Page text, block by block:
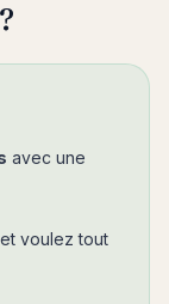
avec une
et voulez tout